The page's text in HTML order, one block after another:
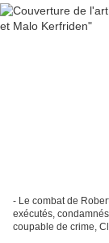
- Le combat de
exécutés,
coupable de crime,